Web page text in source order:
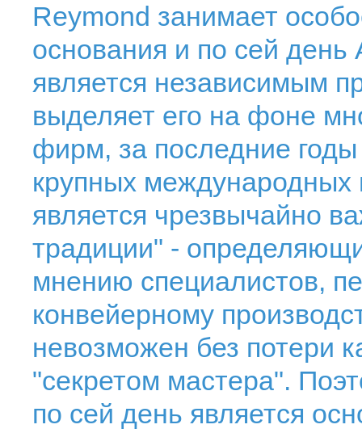
Reymond занимает
основания и по сей
является независимым
выделяет его на фоне
фирм, за последние
крупных международных
является чрезвычайно
традиции" -
мнению специалистов,
конвейерному
невозможен без потери
"секретом мастера".
по сей день является